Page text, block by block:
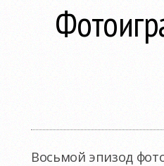
Восьмой эпизод